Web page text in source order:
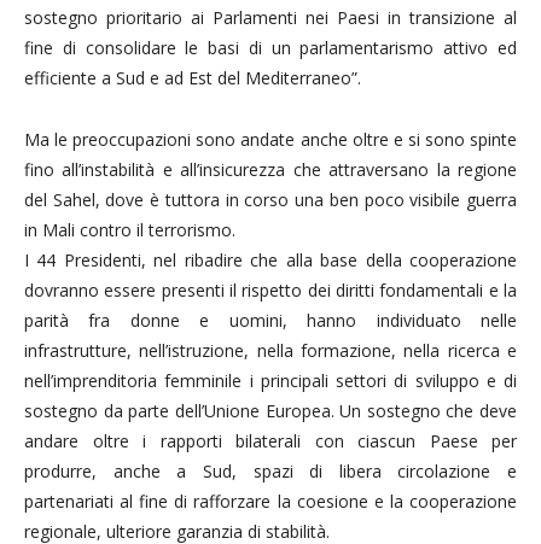
sostegno prioritario ai Parlamenti nei Paesi in transizione al
fine di consolidare le basi di un parlamentarismo attivo ed
efficiente a Sud e ad Est del Mediterraneo”.
Ma le preoccupazioni sono andate anche oltre e si sono spinte
fino all’instabilità e all’insicurezza che attraversano la regione
del Sahel, dove è tuttora in corso una ben poco visibile guerra
in Mali contro il terrorismo.
I 44 Presidenti, nel ribadire che alla base della cooperazione
dovranno essere presenti il rispetto dei diritti fondamentali e la
parità fra donne e uomini, hanno individuato nelle
infrastrutture, nell’istruzione, nella formazione, nella ricerca e
nell’imprenditoria femminile i principali settori di sviluppo e di
sostegno da parte dell’Unione Europea. Un sostegno che deve
andare oltre i rapporti bilaterali con ciascun Paese per
produrre, anche a Sud, spazi di libera circolazione e
partenariati al fine di rafforzare la coesione e la cooperazione
regionale, ulteriore garanzia di stabilità.